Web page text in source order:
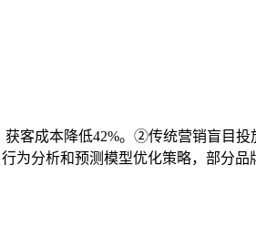
客成本降低42%。②传统营销盲目投
分析和预测模型优化策略，部分品